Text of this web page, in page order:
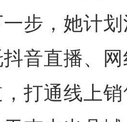
步，她计
音直播、
打通线上